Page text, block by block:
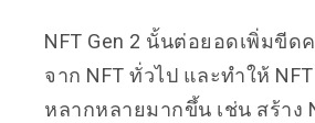
NFT Gen 2 นั้นต่อยอดเพิ่มขีด
จาก NFT ทั่วไป และทำให้
หลากหลายมากขึ้น เช่น สร้าง